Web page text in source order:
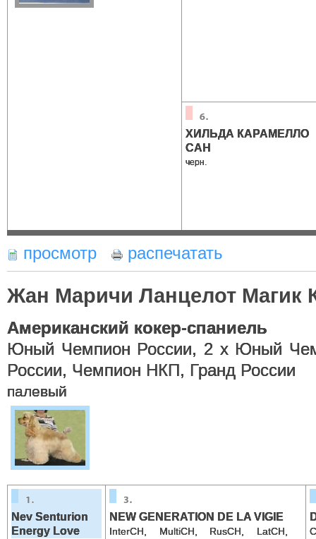
ХИЛЬДА КАРАМЕЛЛО
САН
черн.
просмотр распечатать
Жан Маричи Ланцелот Магик
Американский кокер-спаниель
Юный Чемпион России, 2 х Юный
России, Чемпион НКП, Гранд России
палевый
Nev Senturion
Energy Love
NEW GENERATION DE LA VIGIE
InterCH, MultiCH, RusCH, LatCH,